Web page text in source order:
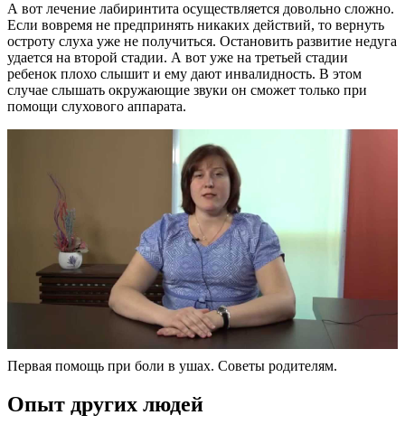
А вот лечение лабиринтита осуществляется довольно сложно.
Если вовремя не предпринять никаких действий, то вернуть
остроту слуха уже не получиться. Остановить развитие недуга
удается на второй стадии. А вот уже на третьей стадии
ребенок плохо слышит и ему дают инвалидность. В этом
случае слышать окружающие звуки он сможет только при
помощи слухового аппарата.
Первая помощь при боли в ушах. Советы родителям.
Опыт других людей